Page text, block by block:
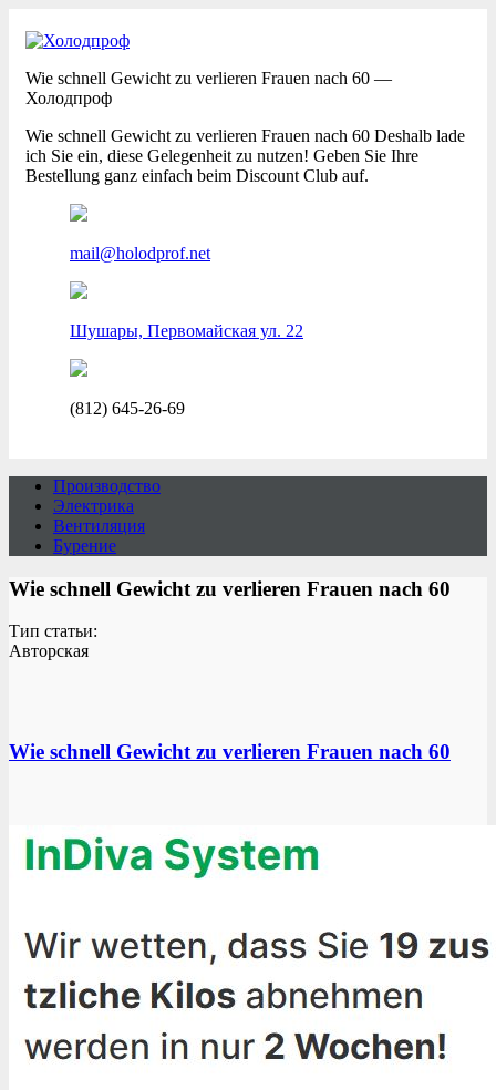
Wie schnell Gewicht zu verlieren Frauen nach 60 —
Холодпроф
Wie schnell Gewicht zu verlieren Frauen nach 60 Deshalb lade
ich Sie ein, diese Gelegenheit zu nutzen! Geben Sie Ihre
Bestellung ganz einfach beim Discount Club auf.
mail@holodprof.net
Шушары, Первомайская ул. 22
(812) 645-26-69
Производство
Электрика
Вентиляция
Бурение
Wie schnell Gewicht zu verlieren Frauen nach 60
Тип статьи:
Авторская
Wie schnell Gewicht zu verlieren Frauen nach 60